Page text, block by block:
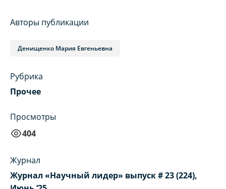
Авторы публикации
Денищенко Мария Евгеньевна
Рубрика
Прочее
Просмотры
404
Журнал
Журнал «Научный лидер» выпуск # 23 (224),